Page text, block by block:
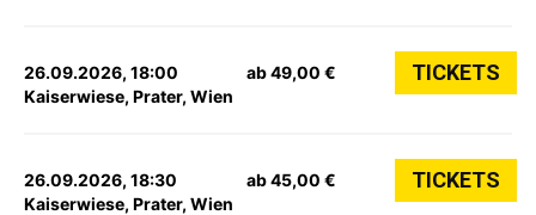
26.09.2026, 18:00
Kaiserwiese, Prater, Wien
ab 49,00 € TICKETS
26.09.2026, 18:30
Kaiserwiese, Prater, Wien
ab 45,00 € TICKETS